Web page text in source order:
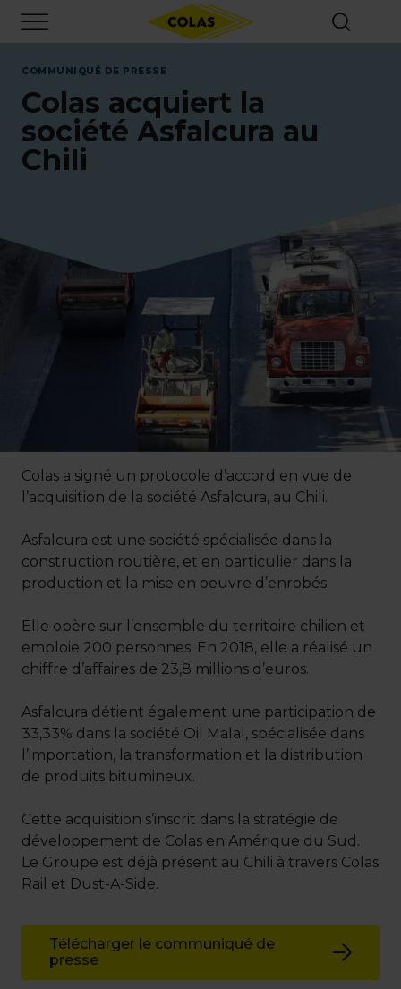
contenu
principal
COMMUNIQUÉ DE PRESSE
Colas acquiert la
société Asfalcura au
Chili
Colas a signé un protocole d’accord en vue de
l’acquisition de la société Asfalcura, au Chili.
Asfalcura est une société spécialisée dans la
construction routière, et en particulier dans la
production et la mise en oeuvre d’enrobés.
Elle opère sur l’ensemble du territoire chilien et
emploie 200 personnes. En 2018, elle a réalisé un
chiffre d’affaires de 23,8 millions d’euros.
Asfalcura détient également une participation de
33,33% dans la société Oil Malal, spécialisée dans
l’importation, la transformation et la distribution
de produits bitumineux.
Cette acquisition s’inscrit dans la stratégie de
développement de Colas en Amérique du Sud.
Le Groupe est déjà présent au Chili à travers Colas
Rail et Dust-A-Side.
Télécharger le communiqué de
presse